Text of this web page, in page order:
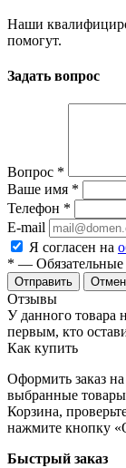
Наши
помогут.
Задать вопрос
Вопрос *
Ваше имя *
Телефон *
E-mail
Я согласен на
* — Обязательные
Отзывы
У данного товара
первым, кто
Как купить
Оформить заказ
выбранные товары
Корзина,
нажмите кнопку
Быстрый заказ